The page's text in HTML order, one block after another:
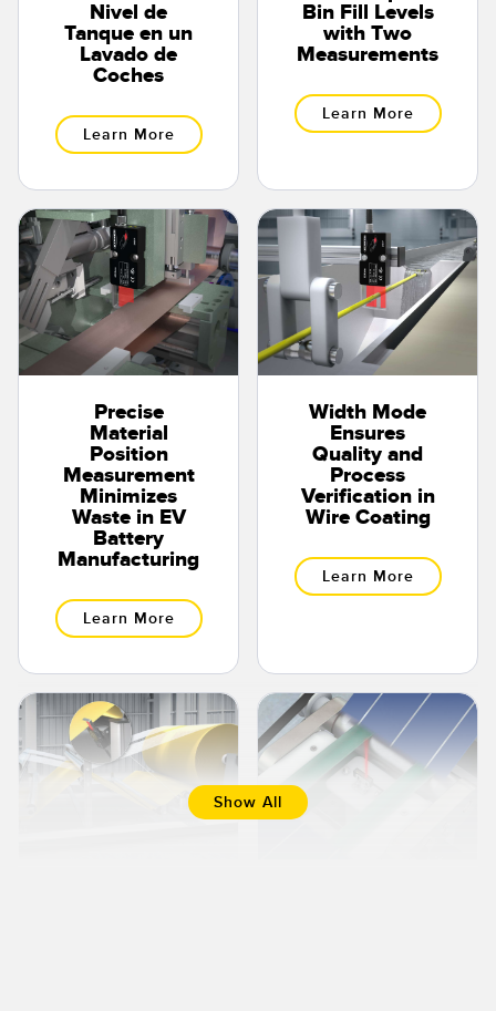
Nivel de
Tanque en un
Lavado de
Coches
Learn More
Bin Fill Levels
with Two
Measurements
Learn More
Precise
Material
Position
Measurement
Minimizes
Waste in EV
Battery
Manufacturing
Learn More
Width Mode
Ensures
Quality and
Process
Verification in
Wire Coating
Learn More
Show All